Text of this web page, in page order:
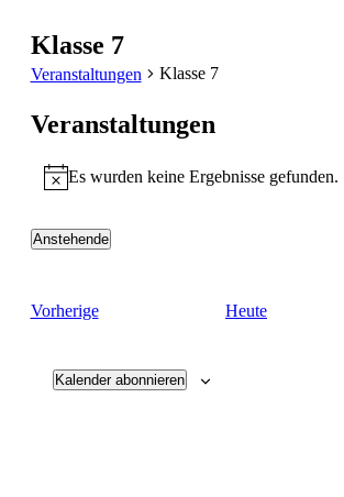
Klasse 7
Veranstaltungen Klasse 7
Veranstaltungen
Hinweis
Es wurden keine Ergebnisse gefunden.
Anstehende
VorherigeVeranstaltungen Heute
Kalender abonnieren